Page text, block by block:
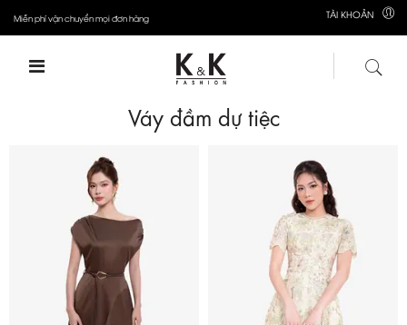
Miễn phí vận chuyển mọi đơn hàng TÀI KHOẢN
Váy đầm dự tiệc